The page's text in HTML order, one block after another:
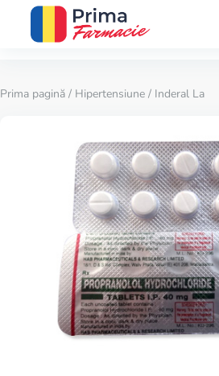
Prima pagină / Hipertensiune / Inderal La